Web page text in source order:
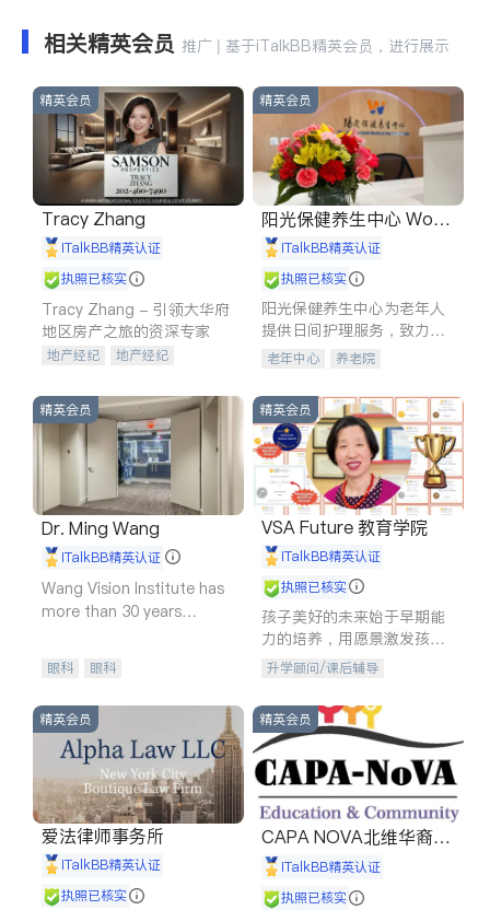
相关精英会员 推广 | 基于iTalkBB精英会员，进行展示
精英会员
Tracy Zhang
iTalkBB精英认证
执照已核实
Tracy Zhang - 引领大华府
地区房产之旅的资深专家
地产经纪
地产经纪
商铺租售
开发商建商
精英会员
阳光保健养生中心 World
shine
iTalkBB精英认证
执照已核实
阳光保健养生中心为老年人
提供日间护理服务，致力于
通过持续的护理创新来有效
老年中心 养老院
精英会员
Dr. Ming Wang
iTalkBB精英认证
Wang Vision Institute has
more than 30 years
眼科 眼科
精英会员
VSA Future 教育学院
iTalkBB精英认证
执照已核实
孩子美好的未来始于早期能
力的培养，用愿景激发孩子
的学习潜力和动力。理念：
拥有成长型心态是成功的基
石。
升学顾问/课后辅导
精英会员
爱法律师事务所
iTalkBB精英认证
执照已核实
精英会员
CAPA NOVA北维华裔家
长会iTalkBB精英认证
执照已核实